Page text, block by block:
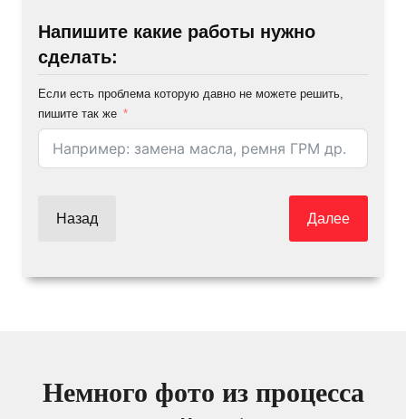
Напишите какие работы нужно
сделать:
Если есть проблема которую давно не можете решить,
пишите так же
Назад Далее
Немного фото из процесса